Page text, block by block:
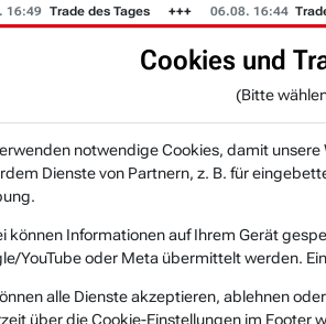
Trade des Tages 06.08. 16:44 Trade des
KI-
lesen.
Cookies und
(Bitte
notwendige Cookies, damit
Dienste von Partnern, z. B. für
können Informationen auf Ihrem Gerät
YouTube oder Meta übermittelt werden.
alle Dienste akzeptieren, ablehnen
über dieCookie-Einstellungen im Footer